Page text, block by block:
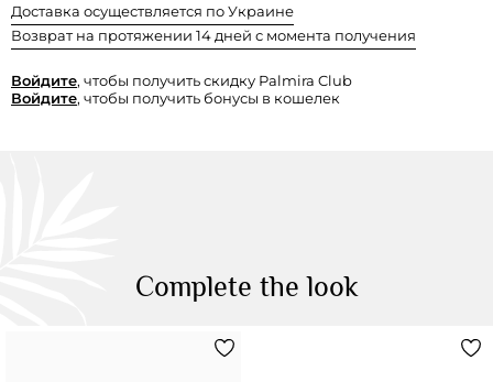
Доставка осуществляется по Украине
Возврат на протяжении 14 дней с момента получения
Войдите, чтобы получить скидку Palmira Club
Войдите, чтобы получить бонусы в кошелек
Complete the look